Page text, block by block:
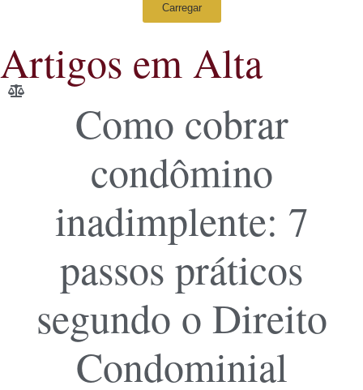
Carregar
Artigos em Alta
Como cobrar
condômino
inadimplente: 7
passos práticos
segundo o Direito
Condominial